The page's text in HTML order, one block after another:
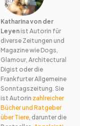
Katharina von der
Leyenist Autorin für
diverse Zeitungen und
Magazine wie Dogs,
Glamour, Architectural
Digist oder die
Frankfurter Allgemeine
Sonntagszeitung. Sie
ist Autorin zahlreicher
Bücher und Ratgeber
über Tiere, darunter die